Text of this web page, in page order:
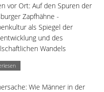
vor Ort: Auf den Spuren der
Zapfhähne -
als Spiegel der
und des
Wandels
Wie Männer in der